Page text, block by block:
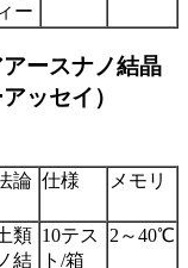
ー
ースナノ結晶
ッセイ）
論 仕様 メモリ
類
結
10テス
ト/箱
2～40℃